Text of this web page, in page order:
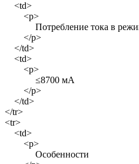
<td>
<p>
Потребление тока в
</p>
</td>
<td>
<p>
≤8700 мА
</p>
</td>
</tr>
<tr>
<td>
<p>
Особенности